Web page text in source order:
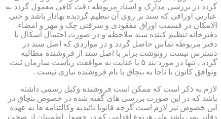
گردد در بررسی مدارک و اسناد مربوطه دقت کافی معمول گردد به
عبارتی اوراقی که سند بر روی آن تنظیم گردیده بهادار باشد و حتی
الامکان در قسمت اوراق مفقودی و سرقتی چک و مهر و امضاء
دفترخانه تنظیم کننده سند ملاحظه و در صورت احتمال اشکال با
دفتر مربوطه تماس حاصل گردد و در مواردی که اصل سند در
دسترس نیست رونوشت برابر با اصل سند از فروشنده مطالبه
گردد ، تنها در مورد بند ۵ با عنایت به موافقت ریاست سازمان ثبت
وتوافق کانون با ناجا به بنچاق با نام فروشنده نیازی نیست .
لازم به ذکر است که ممکن است فروشنده وکیل رسمی داشته
باشد که در این صورت بررسی های گفته شده در خصوص بنچاق در
این خصوص نیز لازم است گرچه قانونا تائیدیه وکالتنامه ها به عهده
دفاتر نمی باشد ولی هرنوع اقدامی که در حصول اطمینان از صحت